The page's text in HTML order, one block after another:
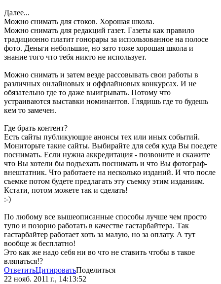
Далее...
Можно снимать для стоков. Хорошая школа.
Можно снимать для редакций газет. Газеты как правило
традиционно платит гонорары за использованное на полосе
фото. Деньги небольшие, но зато тоже хорошая школа и
знание того что тебя никто не использует.
Можно снимать и затем везде рассовывать свои работы в
различных онлайновых и оффлайновых конкурсах. И не
обязательно где то даже выигрывать. Потому что
устраиваются выставки номинантов. Глядишь где то будешь
кем то замечен.
Где брать контент?
Есть сайты публикующие анонсы тех или иных событий.
Мониторьте такие сайты. Выбирайте для себя куда Вы поедете
поснимать. Если нужна аккредитация - позвоните и скажите
что Вы хотели бы подъехать поснимать и что Вы фотограф-
внештатник. Что работаете на несколько изданий. И что после
съемке потом будете предлагать эту съемку этим изданиям.
Кстати, потом можете так и сделать!
:-)
По любому все вышеописанные способы лучше чем просто
тупо и позорно работать в качестве гастарбайтера. Так
гастарбайтер работает хоть за малую, но за оплату. А тут
вообще ж бесплатно!
Это как же надо себя ни во что не ставить чтобы в такое
вляпаться!?
ОтветитьЦитироватьПоделиться
22 нояб. 2011 г., 14:13:52